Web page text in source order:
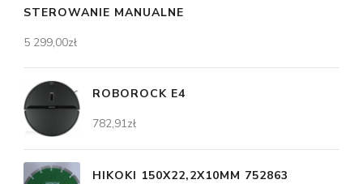
STEROWANIE MANUALNE
5 299,00zł
ROBOROCK E4
782,91zł
HIKOKI 150X22,2X10MM 752863